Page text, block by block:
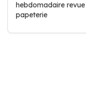
hebdomadaire
papeterie